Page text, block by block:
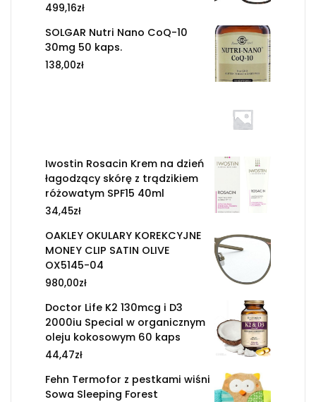
499,16zł
SOLGAR Nutri Nano CoQ-10
30mg 50 kaps.
138,00zł
Iwostin Rosacin Krem na dzień
łagodzący skórę z trądzikiem
różowatym SPF15 40ml
34,45zł
OAKLEY OKULARY KOREKCYJNE
MONEY CLIP SATIN OLIVE
OX5145-04
980,00zł
Doctor Life K2 130mcg i D3
2000iu Special w organicznym
oleju kokosowym 60 kaps
44,47zł
Fehn Termofor z pestkami wiśni
Sowa Sleeping Forest